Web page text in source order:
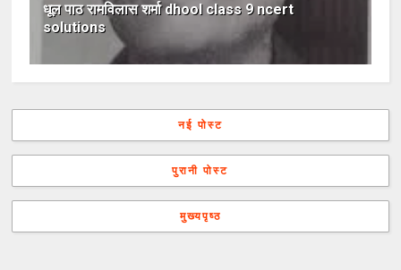
धूल पाठ रामविलास शर्मा dhool class 9 ncert
solutions
नई पोस्ट
पुरानी पोस्ट
मुख्यपृष्ठ